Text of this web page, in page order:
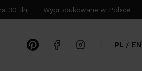
30 dni Wyprodukowane w Polsce
PL / EN